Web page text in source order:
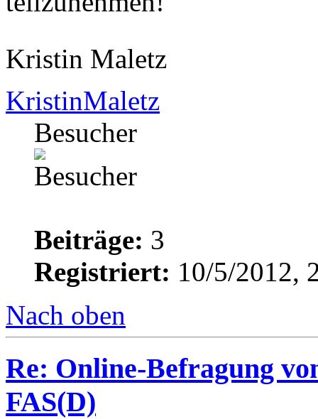
Kristin Maletz
KristinMaletz
Besucher
Beiträge: 3
Registriert: 10/5/2012,
Nach oben
Re: Online-Befragung
FAS(D)